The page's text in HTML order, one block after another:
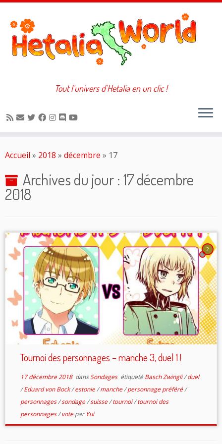
au
Tout l'univers d'Hetalia en un clic !
Accueil » 2018 » décembre » 17
Archives du jour : 17 décembre
2018
2
Tournoi des personnages – manche 3, duel 1 !
17 décembre 2018dansSondages étiqueté Basch Zwingli/duel
/Eduard von Bock/estonie/manche/personnage préféré/
personnages/sondage/suisse/tournoi/tournoi des
personnages/votepar Yui